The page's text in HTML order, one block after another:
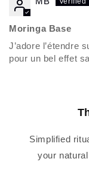
Moringa Base
J’adore l’étendre
pour un bel effet
Simplified
your